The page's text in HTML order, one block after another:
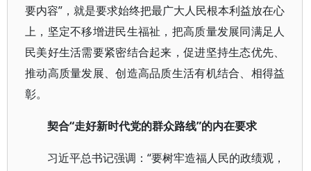
要内容”，就是要求始终把最广大人民根本利益放在心
上，坚定不移增进民生福祉，把高质量发展同满足人
民美好生活需要紧密结合起来，促进坚持生态优先、
推动高质量发展、创造高品质生活有机结合、相得益
彰。
契合“走好新时代党的群众路线”的内在要求
习近平总书记强调：“要树牢造福人民的政绩观，